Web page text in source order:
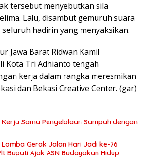
tersebut menyebutkan sila
Lalu, disambut gemuruh suara
hadirin yang menyaksikan.
Jawa Barat Ridwan Kamil
Kota Tri Adhianto tengah
kerja dalam rangka meresmikan
dan Bekasi Creative Center. (gar)
Sama Pengelolaan Sampah dengan
Lomba Gerak Jalan Hari Jadi ke-76
Bupati Ajak ASN Budayakan Hidup